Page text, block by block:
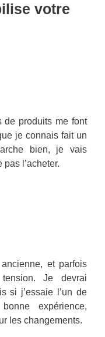
votre
de produits me font
je connais fait un
bien, je vais
pas l’acheter.
et parfois
Je devrai
si j’essaie l’un de
expérience,
les changements.